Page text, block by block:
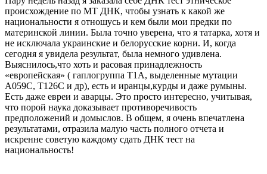
происхождение по МТ ДНК, чтобы узнать к какой же
национальности я отношусь и кем были мои предки по
материнской линии. Была точно уверена, что я татарка, хотя и
не исключала украинские и белорусские корни. И, когда
сегодня я увидела результат, была немного удивлена.
Выяснилось,что хоть и расовая принадлежность
«европейская» ( гаплогруппа T1A, выделенные мутации
A059C, T126C и др), есть и иранцы,курды и даже румыны.
Есть даже евреи и аварцы. Это просто интересно, учитывая,
что порой наука доказывает противоречивость
предположений и домыслов. В общем, я очень впечатлена
результатами, отразила малую часть полного отчета и
искренне советую каждому сдать ДНК тест на
национальность!